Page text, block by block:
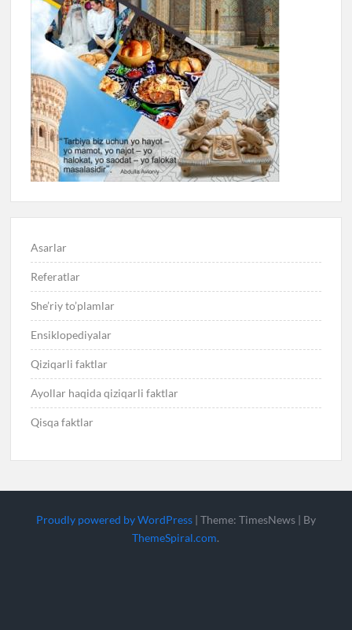
Asarlar
Referatlar
She’riy to’plamlar
Ensiklopediyalar
Qiziqarli faktlar
Ayollar haqida qiziqarli faktlar
Qisqa faktlar
Proudly powered by WordPress | Theme: TimesNews | By
ThemeSpiral.com.